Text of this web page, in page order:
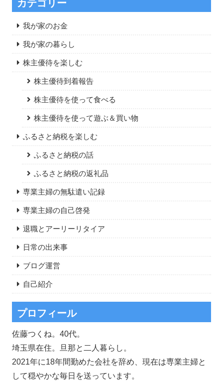
カテゴリー
我が家のお金
我が家の暮らし
株主優待を楽しむ
株主優待到着報告
株主優待を使って食べる
株主優待を使って遊ぶ＆買い物
ふるさと納税を楽しむ
ふるさと納税の話
ふるさと納税の返礼品
専業主婦の無駄遣い記録
専業主婦の自己啓発
退職とアーリーリタイア
日常の出来事
ブログ運営
自己紹介
プロフィール
佐藤つくね。40代。
埼玉県在住。旦那と二人暮らし。
2021年に18年間勤めた会社を辞め、現在は専業主婦と
して穏やかな毎日を送っています。